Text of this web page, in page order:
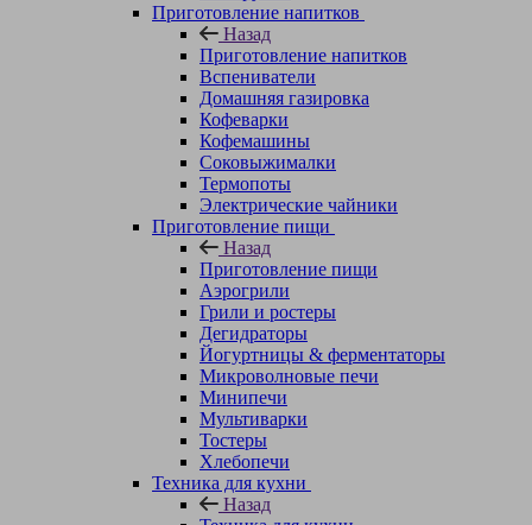
Приготовление напитков
Назад
Приготовление напитков
Вспениватели
Домашняя газировка
Кофеварки
Кофемашины
Соковыжималки
Термопоты
Электрические чайники
Приготовление пищи
Назад
Приготовление пищи
Аэрогрили
Грили и ростеры
Дегидраторы
Йогуртницы & ферментаторы
Микроволновые печи
Минипечи
Мультиварки
Тостеры
Хлебопечи
Техника для кухни
Назад